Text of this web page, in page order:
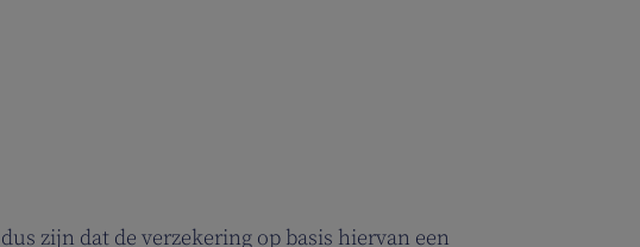
zijn dat de verzekering op basis hiervan een